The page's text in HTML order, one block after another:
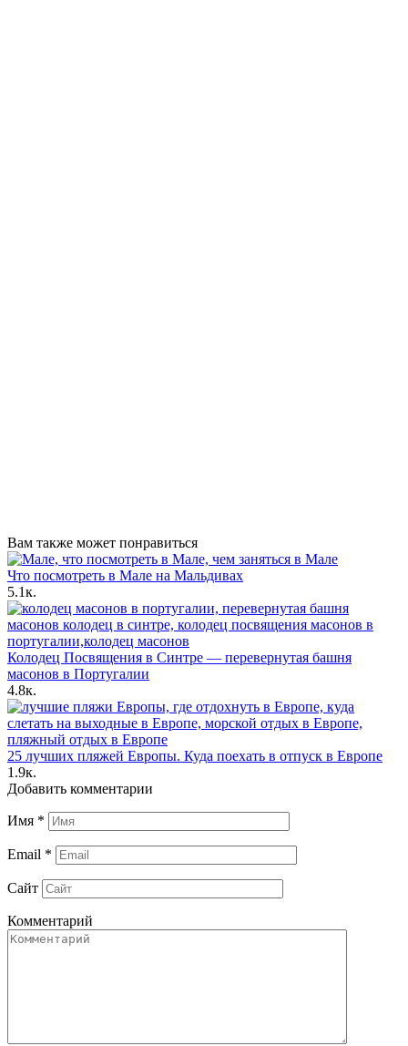
Вам также может понравиться
Что посмотреть в Мале на Мальдивах
5.1к.
Колодец Посвящения в Синтре — перевернутая башня
масонов в Португалии
4.8к.
25 лучших пляжей Европы. Куда поехать в отпуск в Европе
1.9к.
Добавить комментарии
Имя *
Email *
Сайт
Комментарий